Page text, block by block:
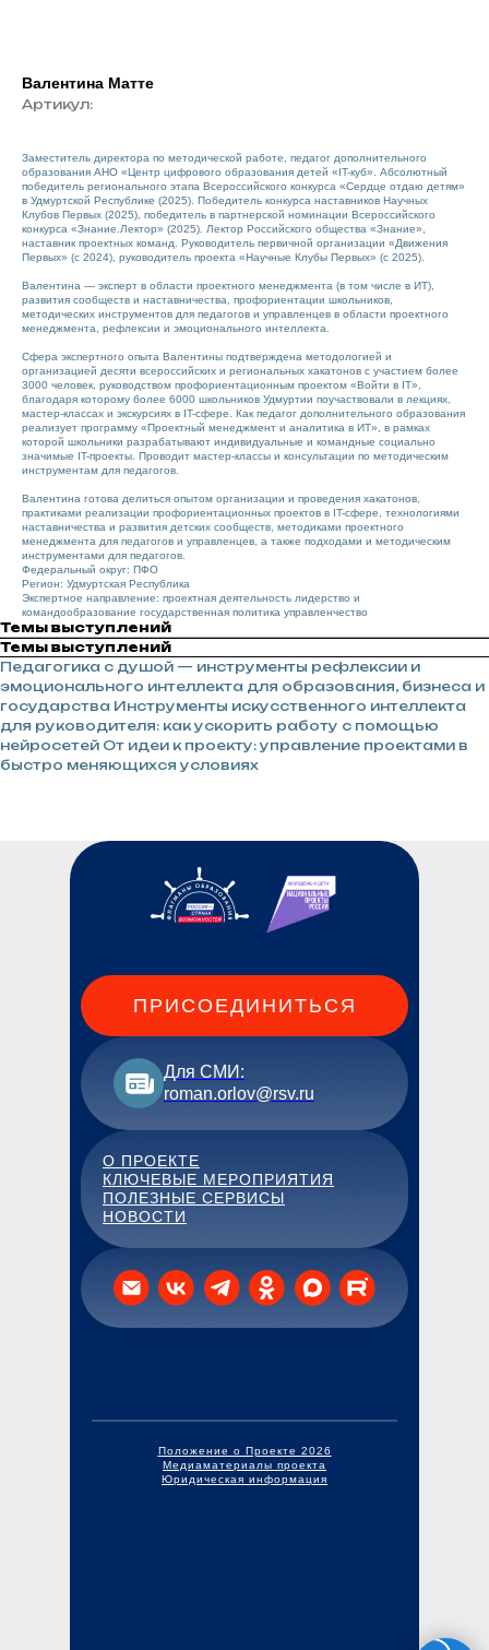
Валентина Матте
Артикул:
Заместитель директора по методической работе, педагог дополнительного
образования АНО «Центр цифрового образования детей «IT-куб». Абсолютный
победитель регионального этапа Всероссийского конкурса «Сердце отдаю детям»
в Удмуртской Республике (2025). Победитель конкурса наставников Научных
Клубов Первых (2025), победитель в партнерской номинации Всероссийского
конкурса «Знание.Лектор» (2025). Лектор Российского общества «Знание»,
наставник проектных команд. Руководитель первичной организации «Движения
Первых» (с 2024), руководитель проекта «Научные Клубы Первых» (с 2025).
Валентина — эксперт в области проектного менеджмента (в том числе в ИТ),
развития сообществ и наставничества, профориентации школьников,
методических инструментов для педагогов и управленцев в области проектного
менеджмента, рефлексии и эмоционального интеллекта.
Сфера экспертного опыта Валентины подтверждена методологией и
организацией десяти всероссийских и региональных хакатонов с участием более
3000 человек, руководством профориентационным проектом «Войти в IT»,
благодаря которому более 6000 школьников Удмуртии поучаствовали в лекциях,
мастер-классах и экскурсиях в IT-сфере. Как педагог дополнительного образования
реализует программу «Проектный менеджмент и аналитика в ИТ», в рамках
которой школьники разрабатывают индивидуальные и командные социально
значимые IT-проекты. Проводит мастер-классы и консультации по методическим
инструментам для педагогов.
Валентина готова делиться опытом организации и проведения хакатонов,
практиками реализации профориентационных проектов в IT-сфере, технологиями
наставничества и развития детских сообществ, методиками проектного
менеджмента для педагогов и управленцев, а также подходами и методическим
инструментами для педагогов.
Федеральный округ: ПФО
Регион: Удмуртская Республика
Экспертное направление: проектная деятельность лидерство и
командообразование государственная политика управленчество
Темы выступлений
Темы выступлений
Педагогика с душой — инструменты рефлексии и
эмоционального интеллекта для образования, бизнеса и
государства Инструменты искусственного интеллекта
для руководителя: как ускорить работу с помощью
нейросетей От идеи к проекту: управление проектами в
быстро меняющихся условиях
Положение о Проекте 2026
Медиаматериалы проекта
Юридическая информация
Для СМИ:
roman.orlov@rsv.ru
ПРИСОЕДИНИТЬСЯ
О ПРОЕКТЕ
КЛЮЧЕВЫЕ МЕРОПРИЯТИЯ
ПОЛЕЗНЫЕ СЕРВИСЫ
НОВОСТИ